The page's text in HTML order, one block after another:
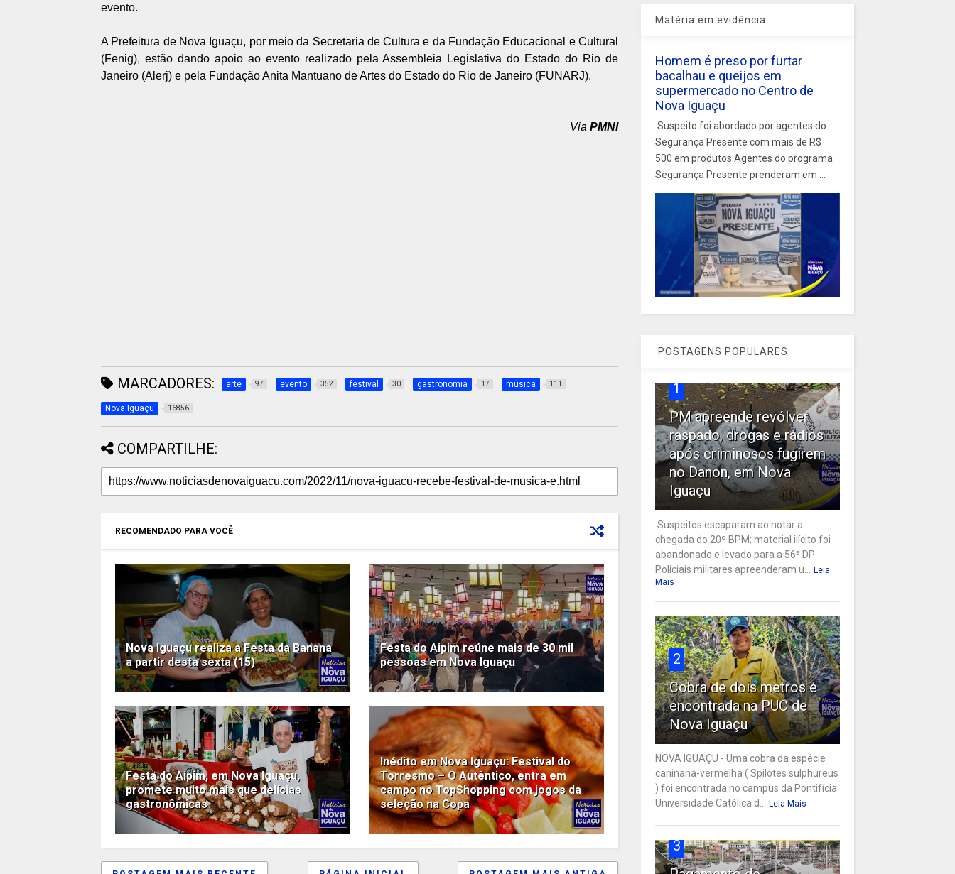
evento.
A Prefeitura de Nova Iguaçu, por meio da Secretaria de Cultura e da Fundação Educacional e Cultural
(Fenig), estão dando apoio ao evento realizado pela Assembleia Legislativa do Estado do Rio de
Janeiro (Alerj) e pela Fundação Anita Mantuano de Artes do Estado do Rio de Janeiro (FUNARJ).
Via PMNI
MARCADORES: arte 97 evento 352 festival 30 gastronomia 17 música 111
Nova Iguaçu 16856
COMPARTILHE:
RECOMENDADO PARA VOCÊ
Nova Iguaçu realiza a Festa da Banana
a partir desta sexta (15)
Festa do Aipim reúne mais de 30 mil
pessoas em Nova Iguaçu
Festa do Aipim, em Nova Iguaçu,
promete muito mais que delícias
gastronômicas
Inédito em Nova Iguaçu: Festival do
Torresmo – O Autêntico, entra em
campo no TopShopping com jogos da
seleção na Copa
Matéria em evidência
Homem é preso por furtar
bacalhau e queijos em
supermercado no Centro de
Nova Iguaçu
Suspeito foi abordado por agentes do
Segurança Presente com mais de R$
500 em produtos Agentes do programa
Segurança Presente prenderam em ...
POSTAGENS POPULARES
1
PM apreende revólver
raspado, drogas e rádios
após criminosos fugirem
no Danon, em Nova
Iguaçu
Suspeitos escaparam ao notar a
chegada do 20º BPM; material ilícito foi
abandonado e levado para a 56ª DP
Policiais militares apreenderam u...
Leia
Mais
2
Cobra de dois metros é
encontrada na PUC de
Nova Iguaçu
NOVA IGUAÇU - Uma cobra da espécie
caninana-vermelha ( Spilotes sulphureus
) foi encontrada no campus da Pontifícia
Universidade Católica d...
Leia Mais
3